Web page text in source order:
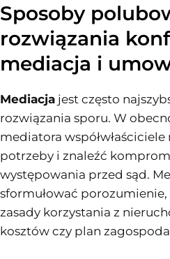
Sposoby
rozwiązania
mediacja i
Mediacja jest często
rozwiązania sporu. W
mediatora
potrzeby i znaleźć
występowania przed sąd.
sformułować
zasady korzystania z
kosztów czy plan